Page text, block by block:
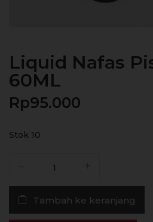
Liquid Nafas
60ML
Rp95.000
Stok 10
Nafas
Pisang
Susu
Tambah ke keranjang